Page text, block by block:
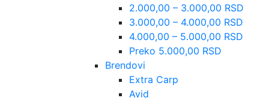
2.000,00 – 3.000,00 RSD
3.000,00 – 4.000,00 RSD
4.000,00 – 5.000,00 RSD
Preko 5.000,00 RSD
Brendovi
Extra Carp
Avid